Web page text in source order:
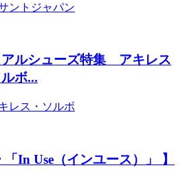
ントジャパン
アルシューズ特集 アキレス
ボ...
レス・ソルボ
「In Use（インユース）」 】